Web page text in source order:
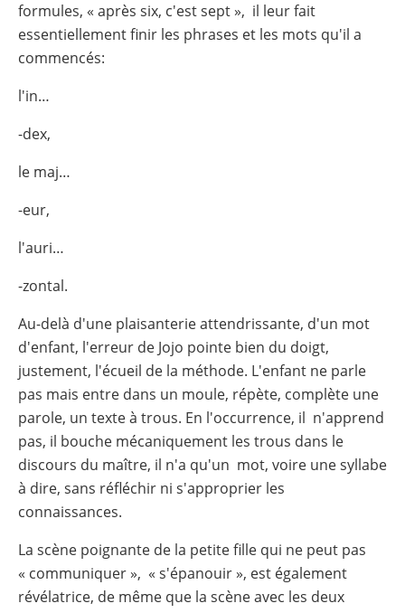
formules, « après six, c'est sept », il leur fait
essentiellement finir les phrases et les mots qu'il a
commencés:
l'in…
-dex,
le maj…
-eur,
l'auri…
-zontal.
Au-delà d'une plaisanterie attendrissante, d'un mot
d'enfant, l'erreur de Jojo pointe bien du doigt,
justement, l'écueil de la méthode. L'enfant ne parle
pas mais entre dans un moule, répète, complète une
parole, un texte à trous. En l'occurrence, il n'apprend
pas, il bouche mécaniquement les trous dans le
discours du maître, il n'a qu'un mot, voire une syllabe
à dire, sans réfléchir ni s'approprier les
connaissances.
La scène poignante de la petite fille qui ne peut pas
« communiquer », « s'épanouir », est également
révélatrice, de même que la scène avec les deux